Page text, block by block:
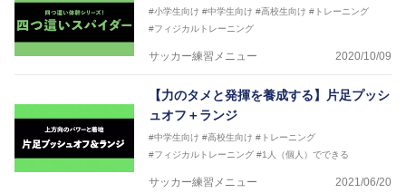
#小学生向け #中学生向け #高校生向け #トレーニング
#フィジカルトレーニング
サッカー練習メニュー 2020/10/09
【力のタメと発揮を養成する】片足プッシ
ュオフ＋ランジ
#中学生向け #高校生向け #トレーニング
#フィジカルトレーニング #1人（個人）でできる
サッカー練習メニュー 2021/06/20